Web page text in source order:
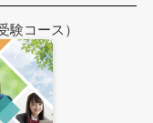
験コース）